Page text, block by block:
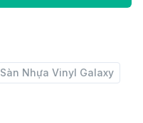
Sàn Nhựa Vinyl Galaxy